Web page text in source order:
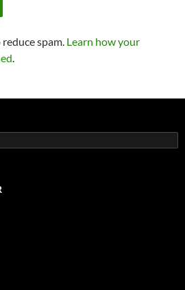
spam. Learn how your
.